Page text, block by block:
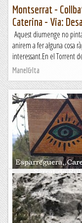
Montserrat -
Caterina - Via:
Aquest diumenge no
anirem a fer alguna cosa
interessant.En el Torrent
Manel&Ita
Serrat de Rubió-